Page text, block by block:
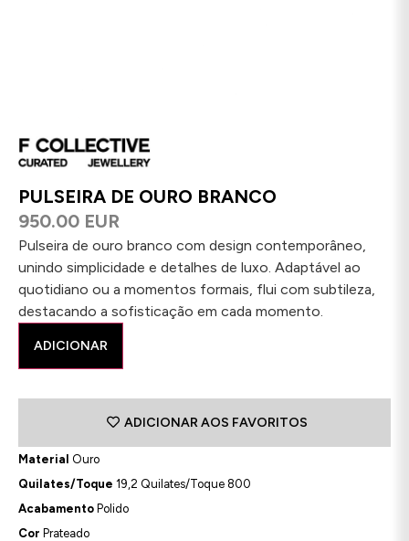
PULSEIRA DE OURO BRANCO
950.00 EUR
Pulseira de ouro branco com design contemporâneo,
unindo simplicidade e detalhes de luxo. Adaptável ao
quotidiano ou a momentos formais, flui com subtileza,
destacando a sofisticação em cada momento.
ADICIONAR
ADICIONAR AOS FAVORITOS
Material Ouro
Quilates/Toque 19,2 Quilates/Toque 800
Acabamento Polido
Cor Prateado